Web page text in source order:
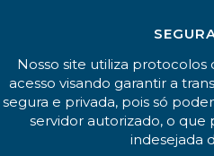
Nosso site utiliza protocolos
acesso visando garantir a
segura e privada, pois só
servidor autorizado, o
indesejada